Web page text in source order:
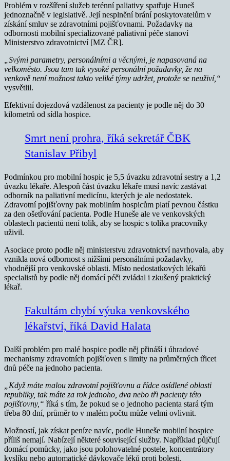
Problém v rozšíření služeb terénní paliativy spatřuje Huneš
jednoznačně v legislativě. Její nesplnění brání poskytovatelům v
získání smluv se zdravotními pojišťovnami. Požadavky na
odbornosti mobilní specializované paliativní péče stanoví
Ministerstvo zdravotnictví [MZ ČR].
„Svými parametry, personálními a věcnými, je napasovaná na
velkoměsto. Jsou tam tak vysoké personální požadavky, že na
venkově není možnost takto veliké týmy udržet, protože se neuživí,“
vysvětlil.
Efektivní dojezdová vzdálenost za pacienty je podle něj do 30
kilometrů od sídla hospice.
Smrt není prohra, říká sekretář ČBK
Stanislav Přibyl
Podmínkou pro mobilní hospic je 5,5 úvazku zdravotní sestry a 1,2
úvazku lékaře. Alespoň část úvazku lékaře musí navíc zastávat
odborník na paliativní medicínu, kterých je ale nedostatek.
Zdravotní pojišťovny pak mobilním hospicům platí pevnou částku
za den ošetřování pacienta. Podle Huneše ale ve venkovských
oblastech pacientů není tolik, aby se hospic s tolika pracovníky
uživil.
Asociace proto podle něj ministerstvu zdravotnictví navrhovala, aby
vznikla nová odbornost s nižšími personálními požadavky,
vhodnější pro venkovské oblasti. Místo nedostatkových lékařů
specialistů by podle něj domácí péči zvládal i zkušený praktický
lékař.
Fakultám chybí výuka venkovského
lékařství, říká David Halata
Další problém pro malé hospice podle něj přináší i úhradové
mechanismy zdravotních pojišťoven s limity na průměrných třicet
dnů péče na jednoho pacienta.
„Když máte malou zdravotní pojišťovnu a řídce osídlené oblasti
republiky, tak máte za rok jednoho, dva nebo tři pacienty této
pojišťovny,“ říká s tím, že pokud se o jednoho pacienta stará tým
třeba 80 dní, průměr to v malém počtu může velmi ovlivnit.
Možností, jak získat peníze navíc, podle Huneše mobilní hospice
příliš nemají. Nabízejí některé související služby. Například půjčují
domácí pomůcky, jako jsou polohovatelné postele, koncentrátory
kyslíku nebo automatické dávkovače léků proti bolesti.